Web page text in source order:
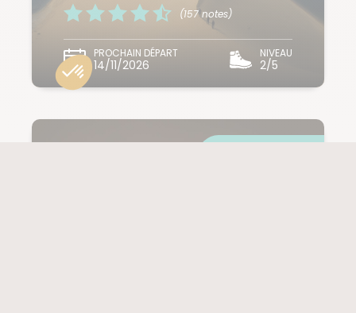
(157 notes)
PROCHAIN DÉPART
14/11/2026
NIVEAU
2/5